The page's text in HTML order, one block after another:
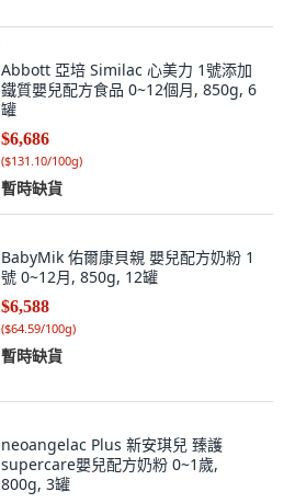
Abbott 亞培 Similac 心美力 1號添加
鐵質嬰兒配方食品 0~12個月, 850g, 6
罐
$6,686
($131.10/100g)
暫時缺貨
BabyMik 佑爾康貝親 嬰兒配方奶粉 1
號 0~12月, 850g, 12罐
$6,588
($64.59/100g)
暫時缺貨
neoangelac Plus 新安琪兒 臻護
supercare嬰兒配方奶粉 0~1歲,
800g, 3罐